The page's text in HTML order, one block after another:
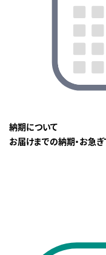
納期について
お届けまでの納期・お急